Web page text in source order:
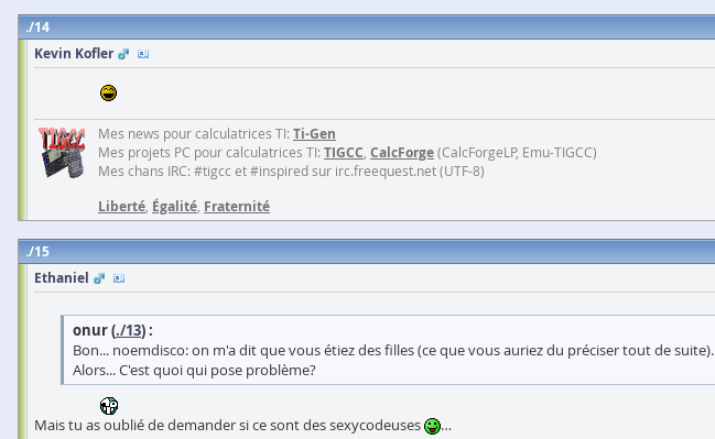
14
Kevin Kofler
Mes news pour calculatrices TI: Ti-Gen
Mes projets PC pour calculatrices TI: TIGCC, CalcForge(CalcForgeLP, Emu-TIGCC)
Mes chans IRC: #tigcc et #inspired sur irc.freequest.net (UTF-8)
Liberté, Égalité, Fraternité
15
Ethaniel
onur (./13) :
Bon... noemdisco: on m'a dit que vous étiez des filles (ce que vous auriez du préciser tout de suite).
Alors... C'est quoi qui pose problème?
Mais tu as oublié de demander si ce sont des sexycodeuses …